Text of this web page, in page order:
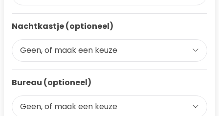
Nachtkastje (optioneel)
Geen, of maak een keuze
Bureau (optioneel)
Geen, of maak een keuze